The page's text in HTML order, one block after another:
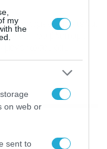
my
the
on web or
sent to
μοντέλα.
αυτό που βλέπαμε
και
σε καμία περίπτωση
πως